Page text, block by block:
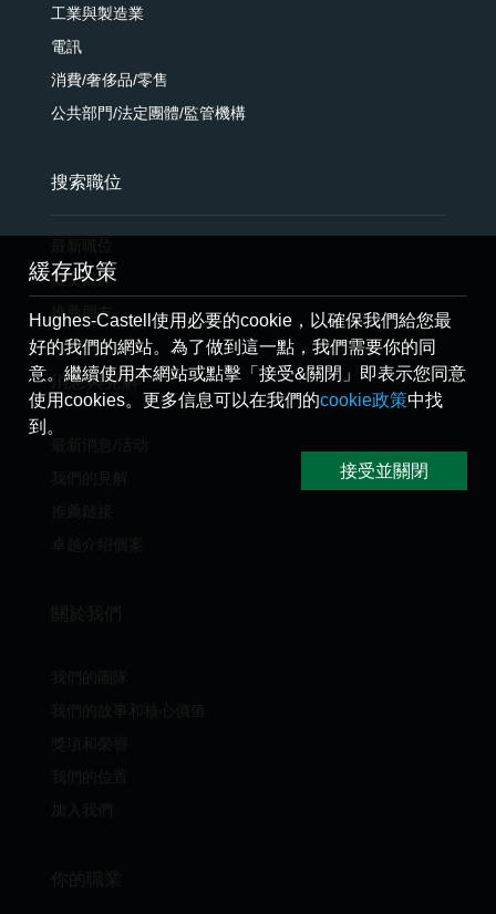
工業與製造業
電訊
消費/奢侈品/零售
公共部門/法定團體/監管機構
搜索職位
提交簡歷
推薦朋友
消息與見解
緩存政策
Hughes-Castell使用必要的cookie，以確保我們給您最
好的我們的網站。為了做到這一點，我們需要你的同
意。繼續使用本網站或點擊「接受&關閉」即表示您同意
使用cookies。更多信息可以在我們的cookie政策中找
到。
接受並關閉